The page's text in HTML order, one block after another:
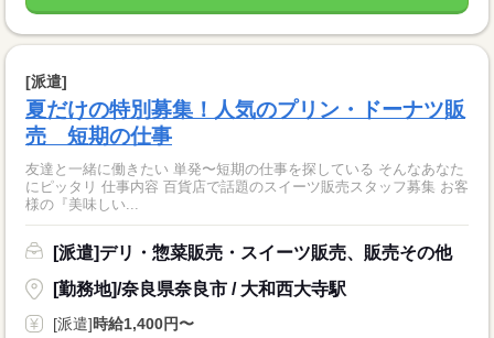
[派遣]
夏だけの特別募集！人気のプリン・ドーナツ販
売 短期の仕事
友達と一緒に働きたい 単発〜短期の仕事を探している そんなあなた
にピッタリ 仕事内容 百貨店で話題のスイーツ販売スタッフ募集 お客
様の『美味しい...
[派遣]デリ・惣菜販売・スイーツ販売、販売その他
[勤務地]/奈良県奈良市 / 大和西大寺駅
[派遣]時給1,400円〜